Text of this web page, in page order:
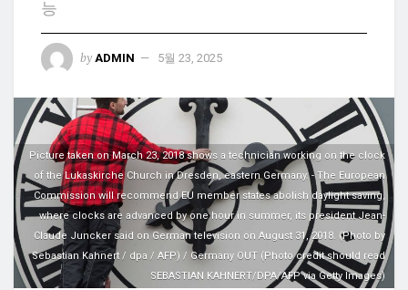
능
by ADMIN 5월 23, 2025
Picture taken on March 23, 2018 shows a technician working on the clock
of the Lukaskirche Church in Dresden, eastern Germany. - The European
Commission will recommend EU member states abolish daylight saving,
where clocks are advanced by one hour in summer, its president Jean-
Claude Juncker said on German television on August 31, 2018. (Photo by
Sebastian Kahnert / dpa / AFP) / Germany OUT (Photo credit should read
SEBASTIAN KAHNERT/DPA/AFP via Getty Images)